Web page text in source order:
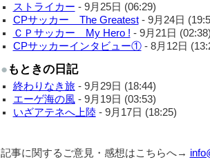
ストライカー - 9月25日 (06:29)
CPサッカー The Greatest- 9月24日
ＣＰサッカー My Hero ! - 9月21日
CPサッカーインタビュー①- 8月12日
● もときの日記
終わりなき旅 - 9月29日 (18:44)
エーゲ海の風- 9月19日 (03:53)
いざアテネへ上陸- 9月17日 (18:25)
記事に関するご意見・感想はこちらへ→